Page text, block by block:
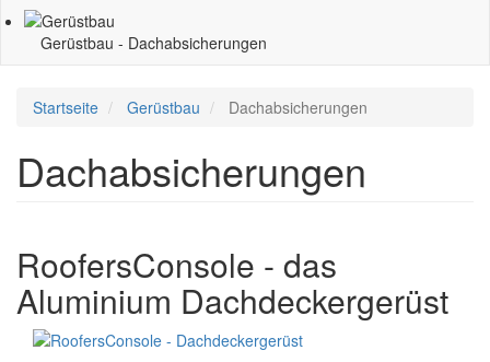
Gerüstbau - Dachabsicherungen
Startseite Gerüstbau Dachabsicherungen
Dachabsicherungen
RoofersConsole - das
Aluminium Dachdeckergerüst